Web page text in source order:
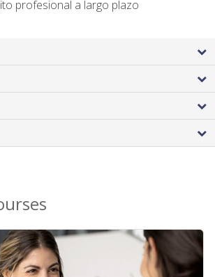
profesional a largo plazo